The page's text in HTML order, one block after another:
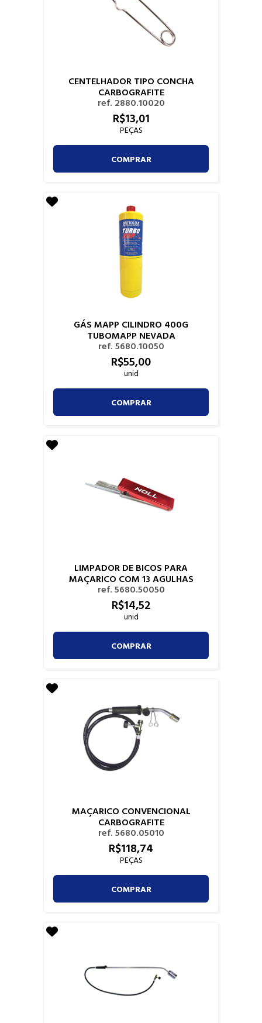
CENTELHADOR TIPO CONCHA
CARBOGRAFITE
ref. 2880.10020
R$13,01
PEÇAS
COMPRAR
GÁS MAPP CILINDRO 400G
TUBOMAPP NEVADA
ref. 5680.10050
R$55,00
unid
COMPRAR
LIMPADOR DE BICOS PARA
MAÇARICO COM 13 AGULHAS
ref. 5680.50050
R$14,52
unid
COMPRAR
MAÇARICO CONVENCIONAL
CARBOGRAFITE
ref. 5680.05010
R$118,74
PEÇAS
COMPRAR